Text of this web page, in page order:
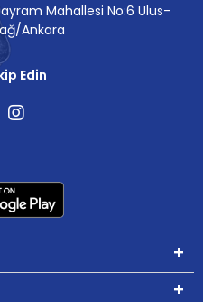
Mahallesi No:6 Ulus-
Ankara
Edin